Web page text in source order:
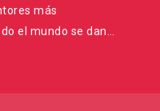
más
el mundo se dan…